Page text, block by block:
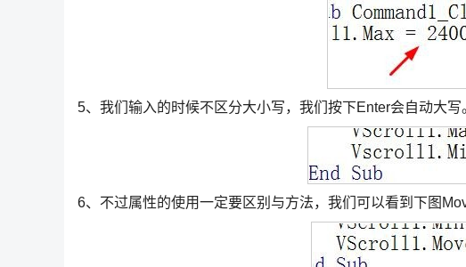
5、我们输入的时候不区分大小写，我们按下Enter会自动大写
6、不过属性的使用一定要区别与方法，我们可以看到下图